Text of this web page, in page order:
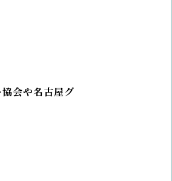
会や名古屋グ